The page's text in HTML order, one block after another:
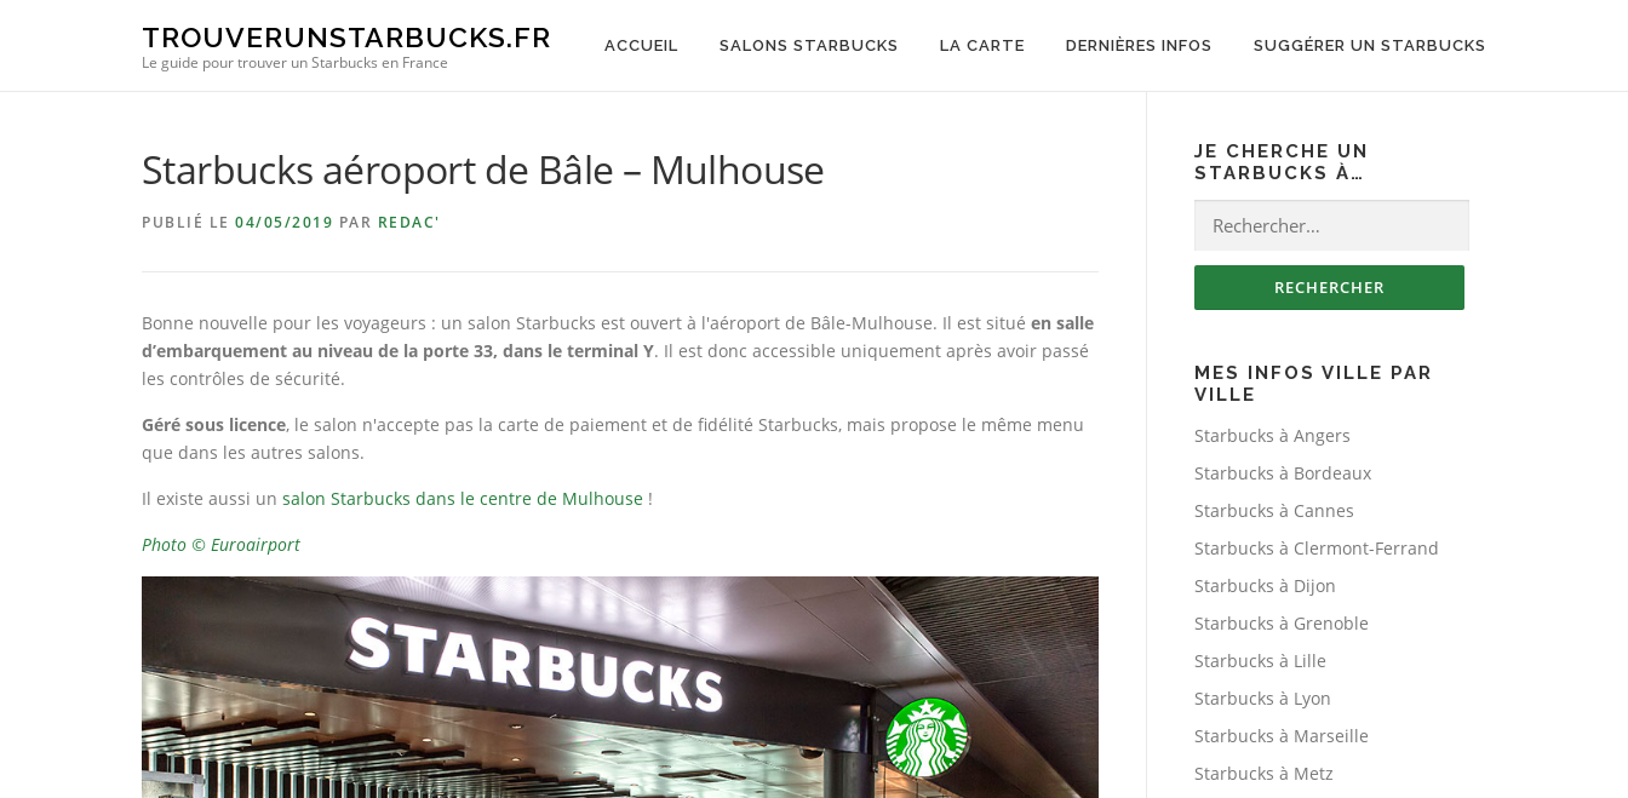
TROUVERUNSTARBUCKS.FR
Le guide pour trouver un Starbucks en France
ACCUEIL SALONS STARBUCKS LA CARTE DERNIÈRES INFOS SUGGÉRER UN STARBUCKS
Starbucks aéroport de Bâle – Mulhouse
PUBLIÉ LE 04/05/2019 PAR REDAC'
Bonne nouvelle pour les voyageurs : un salon Starbucks est ouvert à l'aéroport de Bâle-Mulhouse. Il est situé en salle
d’embarquement au niveau de la porte 33, dans le terminal Y. Il est donc accessible uniquement après avoir passé
les contrôles de sécurité.
Géré sous licence, le salon n'accepte pas la carte de paiement et de fidélité Starbucks, mais propose le même menu
que dans les autres salons.
Il existe aussi un salon Starbucks dans le centre de Mulhouse !
Photo © Euroairport
JE CHERCHE UN
STARBUCKS À…
Rechercher :
MES INFOS VILLE PAR
VILLE
Starbucks à Angers
Starbucks à Bordeaux
Starbucks à Cannes
Starbucks à Clermont-Ferrand
Starbucks à Dijon
Starbucks à Grenoble
Starbucks à Lille
Starbucks à Lyon
Starbucks à Marseille
Starbucks à Metz